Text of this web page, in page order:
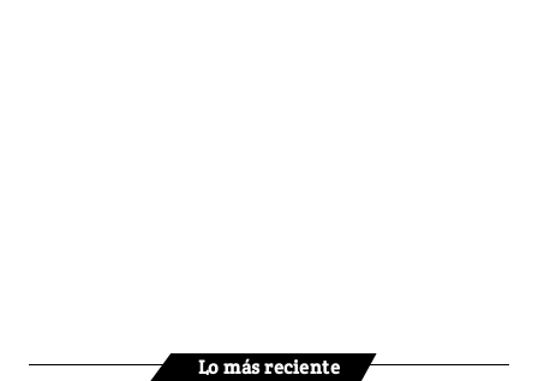
Lo más reciente